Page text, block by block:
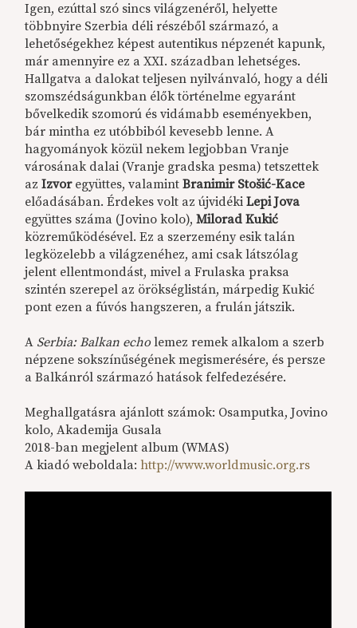
Igen, ezúttal szó sincs világzenéről, helyette
többnyire Szerbia déli részéből származó, a
lehetőségekhez képest autentikus népzenét kapunk,
már amennyire ez a XXI. században lehetséges.
Hallgatva a dalokat teljesen nyilvánvaló, hogy a déli
szomszédságunkban élők történelme egyaránt
bővelkedik szomorú és vidámabb eseményekben,
bár mintha ez utóbbiból kevesebb lenne. A
hagyományok közül nekem legjobban Vranje
városának dalai (Vranje gradska pesma) tetszettek
azIzvoregyüttes, valamintBranimir Stošić-Kace
előadásában. Érdekes volt az újvidékiLepi Jova
együttes száma (Jovino kolo),Milorad Kukić
közreműködésével. Ez a szerzemény esik talán
legközelebb a világzenéhez, ami csak látszólag
jelent ellentmondást, mivel a Frulaska praksa
szintén szerepel az örökséglistán, márpedig Kukić
pont ezen a fúvós hangszeren, a frulán játszik.
A Serbia: Balkan echo lemez remek alkalom a szerb
népzene sokszínűségének megismerésére, és persze
a Balkánról származó hatások felfedezésére.
Meghallgatásra ajánlott számok: Osamputka, Jovino
kolo, Akademija Gusala
2018-ban megjelent album (WMAS)
A kiadó weboldala:http://www.worldmusic.org.rs